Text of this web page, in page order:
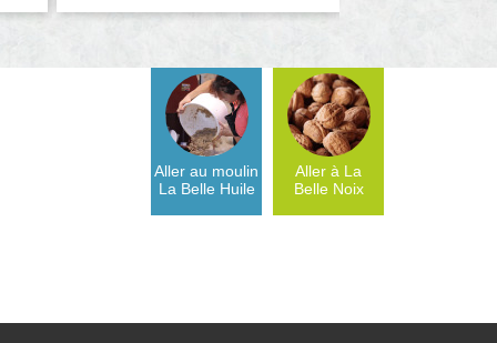
Aller au moulin
La Belle Huile
Aller à La
Belle Noix